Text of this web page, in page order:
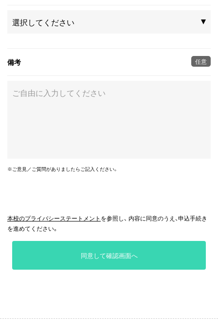
備考 任意
※ご意見／ご質問がありましたらご記入ください。
本校のプライバシーステートメント を参照し、 内容に同意のうえ、申込手続き
を進めてください。